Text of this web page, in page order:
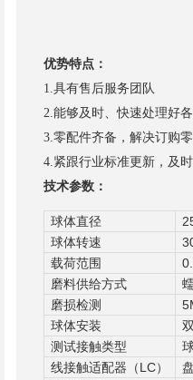
优势特点：
1.具有售后服务团队
2.能够及时、快速处理好
3.零配件齐备，解决订购
4.紧跟行业标准更新，及
技术参数：
球体直径
球体转速
载荷范围
磨料供给方式
磨损检测
球体安装
测试接触类型
线接触适配器（LC）